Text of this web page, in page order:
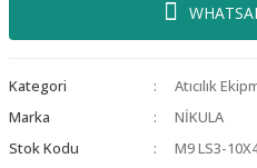
Kategori Atıcılık
Marka
NİKULA
Stok Kodu
M9 LS3-